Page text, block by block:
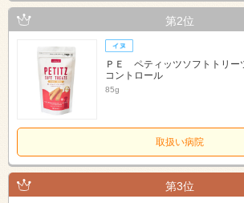
第2位
ＰＥ ペティッツソフトトリ
コントロール
85g
取扱い病院
第3位